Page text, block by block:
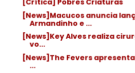
[Crítica] Pobres Criaturas
[News]Macucos anuncia
Armandinho e ...
[News]Key Alves realiza
vo...
[News]The Fevers
...